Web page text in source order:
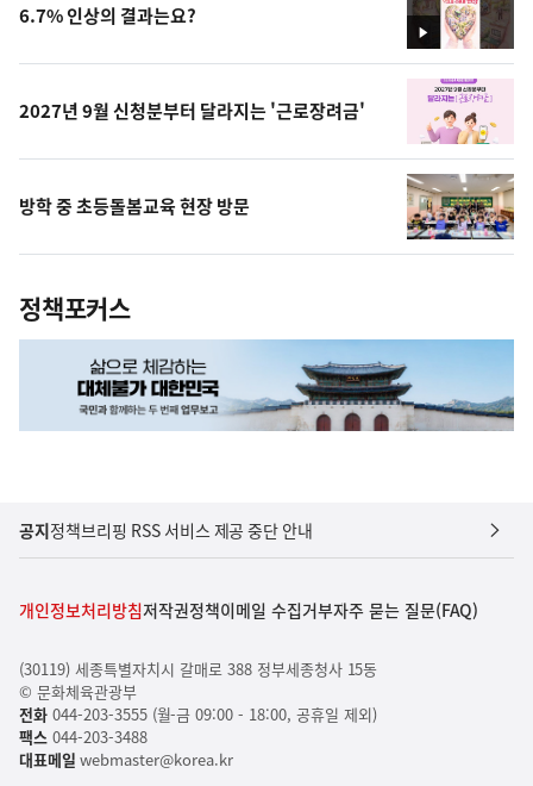
영
상
6.7% 인상의 결과는요?
2027년 9월 신청분부터 달라지는 '근로장려금'
방학 중 초등돌봄교육 현장 방문
정책포커스
공지정책브리핑 RSS 서비스 제공 중단 안내
개인정보처리방침저작권정책이메일 수집거부자주 묻는 질문(FAQ)
(30119) 세종특별자치시 갈매로 388 정부세종청사 15동
© 문화체육관광부
전화044-203-3555 (월-금 09:00 - 18:00, 공휴일 제외)
팩스044-203-3488
대표메일 webmaster@korea.kr